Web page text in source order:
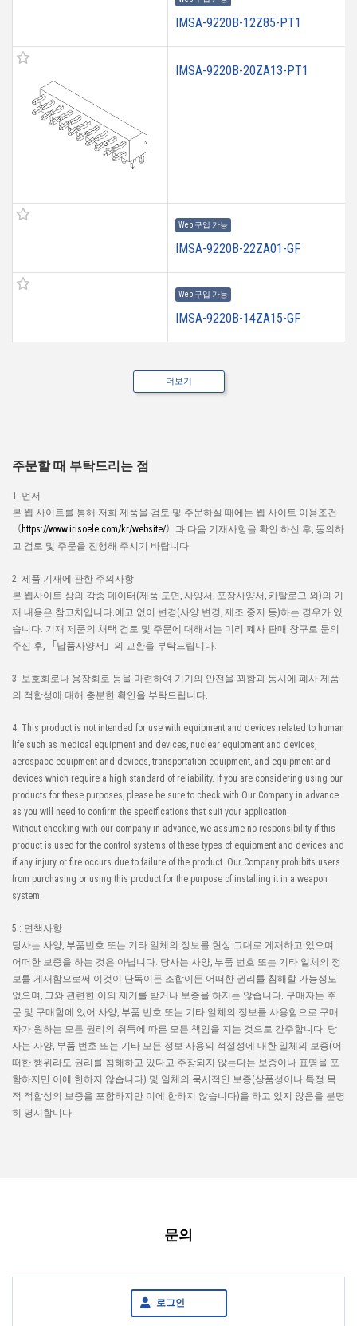
IMSA-9220B-12Z85-PT1
IMSA-9220B-20ZA13-PT1
Web 구입 가능
IMSA-9220B-22ZA01-GF
Web 구입 가능
IMSA-9220B-14ZA15-GF
더보기
주문할 때 부탁드리는 점
1: 먼저
본 웹 사이트를 통해 저희 제품을 검토 및 주문하실 때에는 웹 사이트 이용조건
（ https://www.irisoele.com/kr/website/）과 다음 기재사항을 확인 하신 후, 동의하
고 검토 및 주문을 진행해 주시기 바랍니다.
2: 제품 기재에 관한 주의사항
본 웹사이트 상의 각종 데이터(제품 도면, 사양서, 포장사양서, 카탈로그 외)의 기
재 내용은 참고치입니다.예고 없이 변경(사양 변경, 제조 중지 등)하는 경우가 있
습니다. 기재 제품의 채택 검토 및 주문에 대해서는 미리 폐사 판매 창구로 문의
주신 후, 「납품사양서」의 교환을 부탁드립니다.
3: 보호회로나 용장회로 등을 마련하여 기기의 안전을 꾀함과 동시에 폐사 제품
의 적합성에 대해 충분한 확인을 부탁드립니다.
4: This product is not intended for use with equipment and devices related to human
life such as medical equipment and devices, nuclear equipment and devices,
aerospace equipment and devices, transportation equipment, and equipment and
devices which require a high standard of reliability. If you are considering using our
products for these purposes, please be sure to check with Our Company in advance
as you will need to confirm the specifications that suit your application.
Without checking with our company in advance, we assume no responsibility if this
product is used for the control systems of these types of equipment and devices and
if any injury or fire occurs due to failure of the product. Our Company prohibits users
from purchasing or using this product for the purpose of installing it in a weapon
system.
5 : 면책사항
당사는 사양, 부품번호 또는 기타 일체의 정보를 현상 그대로 게재하고 있으며
어떠한 보증을 하는 것은 아닙니다. 당사는 사양, 부품 번호 또는 기타 일체의 정
보를 게재함으로써 이것이 단독이든 조합이든 어떠한 권리를 침해할 가능성도
없으며, 그와 관련한 이의 제기를 받거나 보증을 하지는 않습니다. 구매자는 주
문 및 구매함에 있어 사양, 부품 번호 또는 기타 일체의 정보를 사용함으로 구매
자가 원하는 모든 권리의 취득에 따른 모든 책임을 지는 것으로 간주합니다. 당
사는 사양, 부품 번호 또는 기타 모든 정보 사용의 적절성에 대한 일체의 보증(어
떠한 행위라도 권리를 침해하고 있다고 주장되지 않는다는 보증이나 표명을 포
함하지만 이에 한하지 않습니다) 및 일체의 묵시적인 보증(상품성이나 특정 목
적 적합성의 보증을 포함하지만 이에 한하지 않습니다)을 하고 있지 않음을 분명
히 명시합니다.
문의
로그인